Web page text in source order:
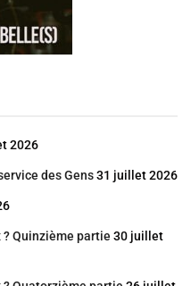
2026
des Gens31 juillet 2026
? Quinzième partie 30 juillet